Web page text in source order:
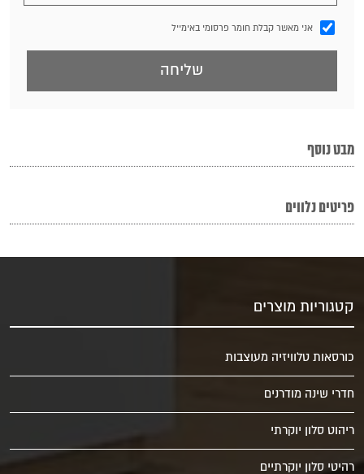
אני מאשר קבלת חומר פרסומי באימייל
מבט נוסף
פריטים נלווים
קטגוריות מוצרים
כורסאות טלוויזיה מעוצבות
חדרי שינה מודרנים
ריהוט סלון יוקרתי
רהיטי סלון יוקרתיים